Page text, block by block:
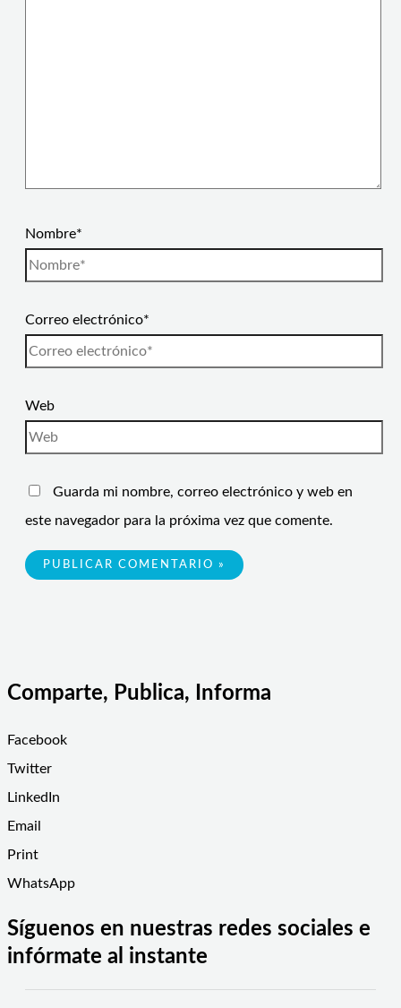
Nombre*
Correo electrónico*
Web
Guarda mi nombre, correo electrónico y web en
este navegador para la próxima vez que comente.
Comparte, Publica, Informa
Facebook
Twitter
LinkedIn
Email
Print
WhatsApp
Síguenos en nuestras redes sociales e
infórmate al instante